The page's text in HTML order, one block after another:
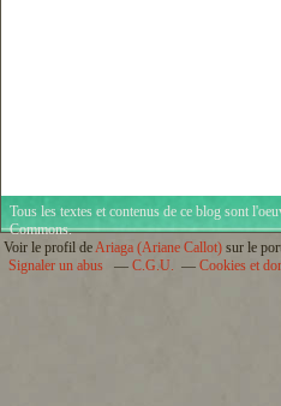
Tous les textes et contenus de ce blog sont
Commons.
Voir le profil deAriaga (Ariane Callot) sur le
Signaler un abus
C.G.U. Cookies et